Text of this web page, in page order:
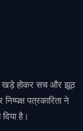
खड़े होकर सच और झूठ
पत्रकारिता ने
है।